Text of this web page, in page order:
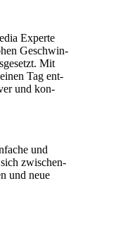
Experte
Geschwin­
Mit
Tag ent­
und kon­
und
zwi­schen­
und neue